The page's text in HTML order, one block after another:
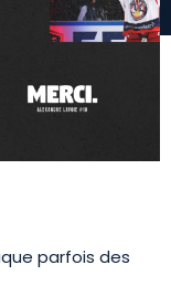
parfois des